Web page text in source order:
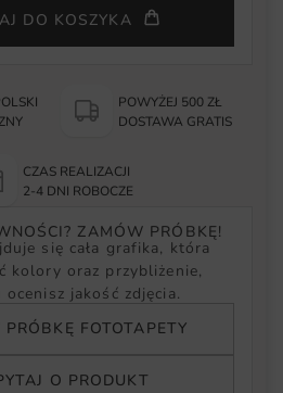
DO KOSZYKA
POWYŻEJ 500 ZŁ
DOSTAWA GRATIS
CZAS REALIZACJI
2-4 DNI ROBOCZE
ZAMÓW PRÓBKĘ!
się cała grafika, która
kolory oraz przybliżenie,
jakość zdjęcia.
FOTOTAPETY
O PRODUKT